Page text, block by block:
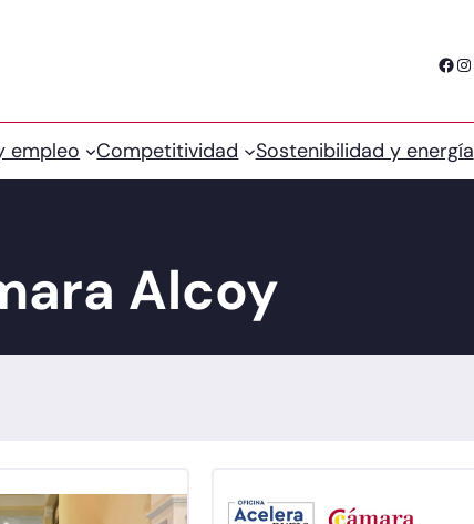
Facebook Instagram
empleo Competitividad Sostenibilidad y energía
Alcoy